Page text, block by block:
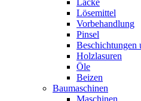
Lacke
Lösemittel
Vorbehandlung
Pinsel
Beschichtungen
Holzlasuren
Öle
Beizen
Baumaschinen
Maschinen